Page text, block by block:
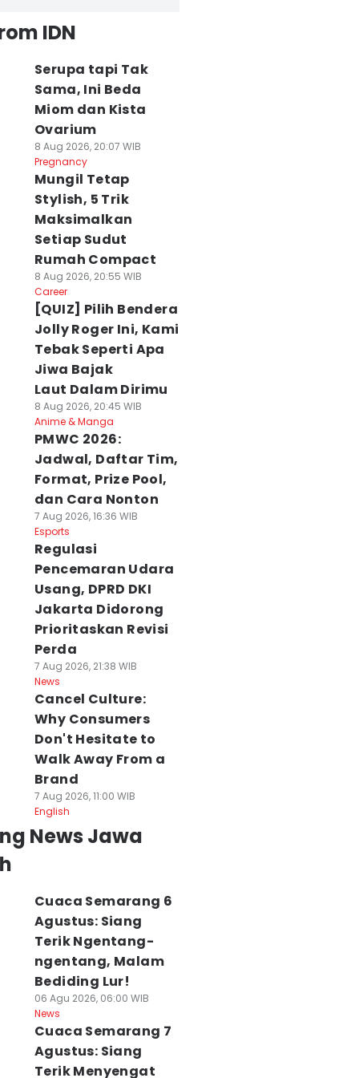
IDN
Serupa tapi Tak
Sama, Ini Beda
Miom dan Kista
Ovarium
8 Aug 2026, 20:07 WIB
Pregnancy
Mungil Tetap
Stylish, 5 Trik
Maksimalkan
Setiap Sudut
Rumah Compact
8 Aug 2026, 20:55 WIB
Career
[QUIZ] Pilih Bendera
Jolly Roger Ini, Kami
Tebak Seperti Apa
Jiwa Bajak
Laut Dalam Dirimu
8 Aug 2026, 20:45 WIB
Anime & Manga
PMWC 2026:
Jadwal, Daftar Tim,
Format, Prize Pool,
dan Cara Nonton
7 Aug 2026, 16:36 WIB
Esports
Regulasi
Pencemaran Udara
Usang, DPRD DKI
Jakarta Didorong
Prioritaskan Revisi
Perda
7 Aug 2026, 21:38 WIB
News
Cancel Culture:
Why Consumers
Don't Hesitate to
Walk Away From a
Brand
7 Aug 2026, 11:00 WIB
English
News Jawa
Cuaca Semarang 6
Agustus: Siang
Terik Ngentang-
ngentang, Malam
Bediding Lur!
06 Agu 2026, 06:00 WIB
News
Cuaca Semarang 7
Agustus: Siang
Terik Menyengat